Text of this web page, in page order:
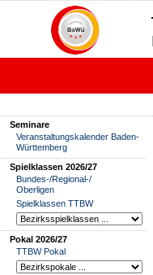
Seminare
Veranstaltungskalender Baden-
Württemberg
Spielklassen 2026/27
Bundes-/Regional-/
Oberligen
Spielklassen TTBW
Pokal 2026/27
TTBW Pokal